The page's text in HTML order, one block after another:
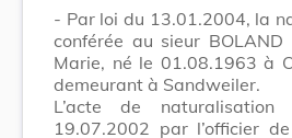
- Par loi du 13.01.2004, la
conférée au sieur BOLAND
Marie, né le 01.08.1963 à
demeurant à Sandweiler.
L’acte de
19.07.2002 par l’officier